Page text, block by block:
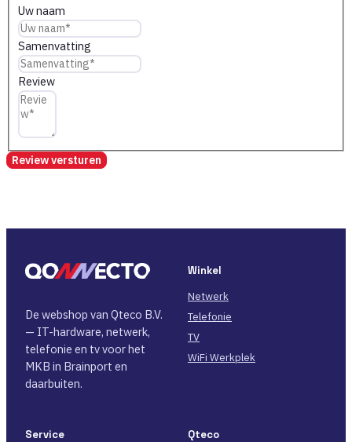
Uw naam
Samenvatting
Review
Review versturen
De webshop van Qteco B.V.
— IT-hardware, netwerk,
telefonie en tv voor het
MKB in Brainport en
daarbuiten.
Winkel
Netwerk
Telefonie
TV
WiFi Werkplek
Service
Qteco